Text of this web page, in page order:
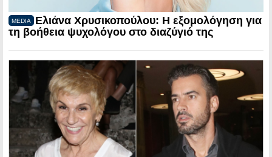
MEDIA
Ελιάνα Χρυσικοπούλου: Η εξομολόγηση για
τη βοήθεια ψυχολόγου στο διαζύγιό της